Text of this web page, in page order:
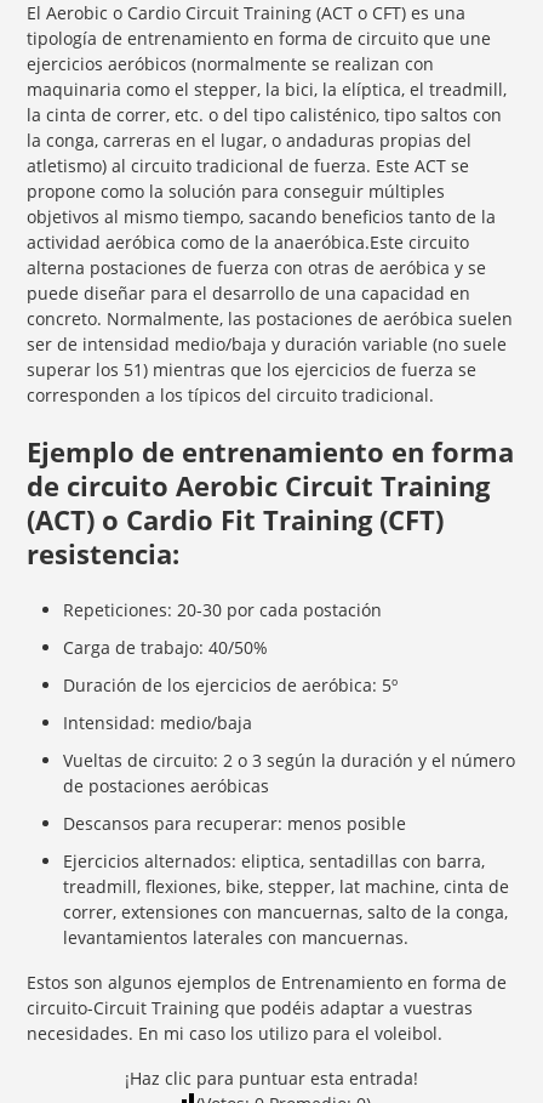
El Aerobic o Cardio Circuit Training (ACT o CFT) es una
tipología de entrenamiento en forma de circuito que une
ejercicios aeróbicos (normalmente se realizan con
maquinaria como el stepper, la bici, la elíptica, el treadmill,
la cinta de correr, etc. o del tipo calisténico, tipo saltos con
la conga, carreras en el lugar, o andaduras propias del
atletismo) al circuito tradicional de fuerza. Este ACT se
propone como la solución para conseguir múltiples
objetivos al mismo tiempo, sacando beneficios tanto de la
actividad aeróbica como de la anaeróbica.Este circuito
alterna postaciones de fuerza con otras de aeróbica y se
puede diseñar para el desarrollo de una capacidad en
concreto. Normalmente, las postaciones de aeróbica suelen
ser de intensidad medio/baja y duración variable (no suele
superar los 51) mientras que los ejercicios de fuerza se
corresponden a los típicos del circuito tradicional.
Ejemplo de entrenamiento en forma
de circuito Aerobic Circuit Training
(ACT) o Cardio Fit Training (CFT)
resistencia:
Repeticiones: 20-30 por cada postación
Carga de trabajo: 40/50%
Duración de los ejercicios de aeróbica: 5º
Intensidad: medio/baja
Vueltas de circuito: 2 o 3 según la duración y el número
de postaciones aeróbicas
Descansos para recuperar: menos posible
Ejercicios alternados: eliptica, sentadillas con barra,
treadmill, flexiones, bike, stepper, lat machine, cinta de
correr, extensiones con mancuernas, salto de la conga,
levantamientos laterales con mancuernas.
Estos son algunos ejemplos de Entrenamiento en forma de
circuito-Circuit Training que podéis adaptar a vuestras
necesidades. En mi caso los utilizo para el voleibol.
¡Haz clic para puntuar esta entrada!